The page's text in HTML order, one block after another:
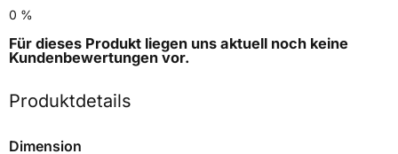
0 %
Für dieses Produkt liegen uns aktuell noch keine
Kundenbewertungen vor.
Produktdetails
Dimension